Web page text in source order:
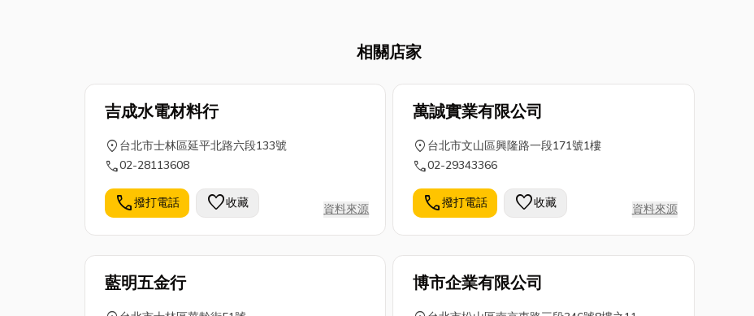
出獨特又迷人的風味。如果你
到好奇...
相關店家
吉成水電材料行
location_on 台北市士林區延平北路六段133號
call02-28113608
call撥打電話 favorite收藏 資料來源
萬誠實業有限公司
location_on 台北市文山區興隆路一段171號1樓
call02-29343366
call撥打電話 favorite收藏 資料來源
藍明五金行 博市企業有限公司